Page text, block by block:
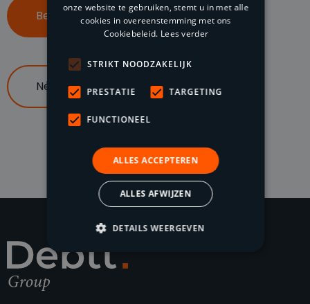
Bel ons op 085 047 96 70
Neem contact op
onze website te gebruiken, stemt u in met alle
cookies in overeenstemming met ons
Cookiebeleid. Lees verder
STRIKT NOODZAKELIJK
PRESTATIE TARGETING
FUNCTIONEEL
ALLES ACCEPTEREN
ALLES AFWIJZEN
DETAILS WEERGEVEN